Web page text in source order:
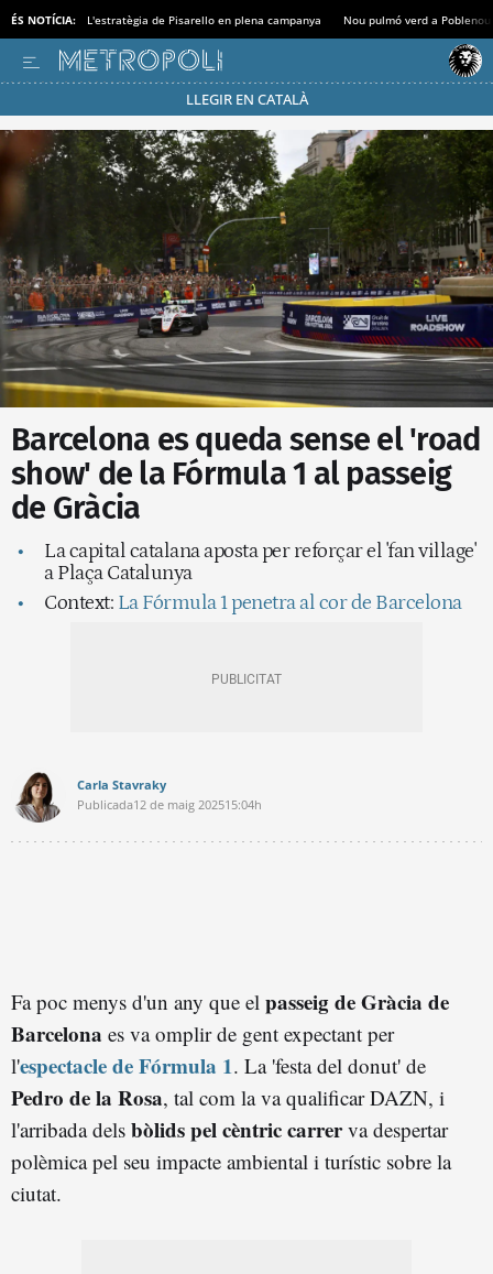
ÉS NOTÍCIA: L'estratègia de Pisarello en plena campanya Nou pulmó verd a Poblenou
LLEGIR EN CATALÀ
Passa’t al mode estalvi
Barcelona es queda sense el 'road
show' de la Fórmula 1 al passeig
de Gràcia
La capital catalana aposta per reforçar el 'fan village'
a Plaça Catalunya
Context: La Fórmula 1 penetra al cor de Barcelona
Carla Stavraky
Publicada12 de maig 202515:04h
Fa poc menys d'un any que el passeig de Gràcia de
Barcelona es va omplir de gent expectant per
l'espectacle de Fórmula 1. La 'festa del donut' de
Pedro de la Rosa, tal com la va qualificar DAZN, i
l'arribada dels bòlids pel cèntriccarrerva despertar
polèmica pel seu impacte ambiental i turístic sobre la
ciutat.